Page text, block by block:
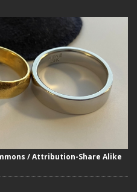
/ Attribution-Share Alike